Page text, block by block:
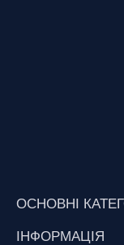
ОСНОВНІ
ІНФОРМАЦІЯ